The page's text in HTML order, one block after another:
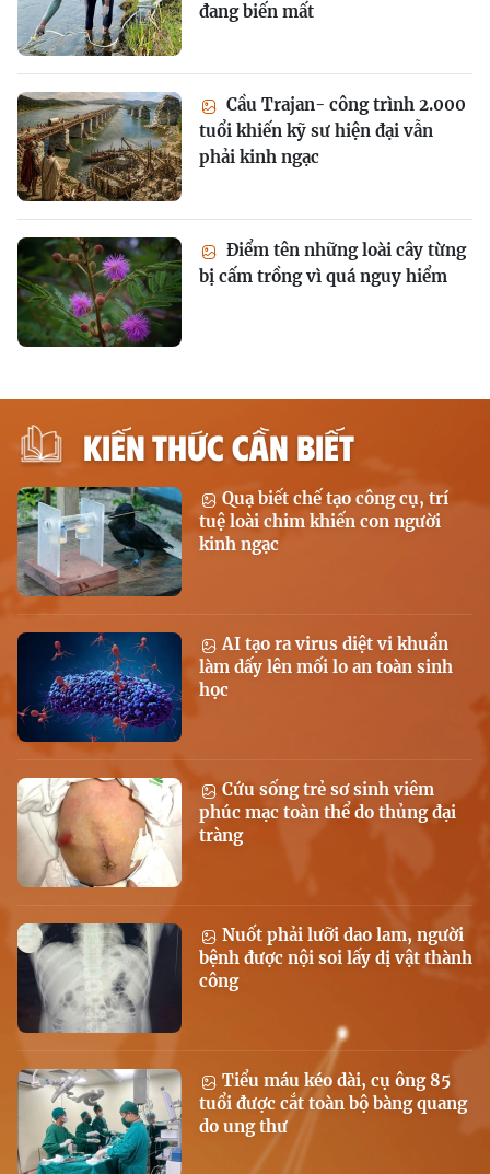
đang biến mất
Cầu Trajan- công trình 2.000
tuổi khiến kỹ sư hiện đại vẫn
phải kinh ngạc
Điểm tên những loài cây từng
bị cấm trồng vì quá nguy hiểm
KIẾN THỨC CẦN BIẾT
Quạ biết chế tạo công cụ, trí
tuệ loài chim khiến con người
kinh ngạc
AI tạo ra virus diệt vi khuẩn
làm dấy lên mối lo an toàn sinh
học
Cứu sống trẻ sơ sinh viêm
phúc mạc toàn thể do thủng đại
tràng
Nuốt phải lưỡi dao lam, người
bệnh được nội soi lấy dị vật thành
công
Tiểu máu kéo dài, cụ ông 85
tuổi được cắt toàn bộ bàng quang
do ung thư